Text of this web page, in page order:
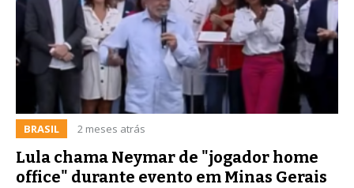
BRASIL 2 meses atrás
Lula chama Neymar de "jogador home
office" durante evento em Minas Gerais